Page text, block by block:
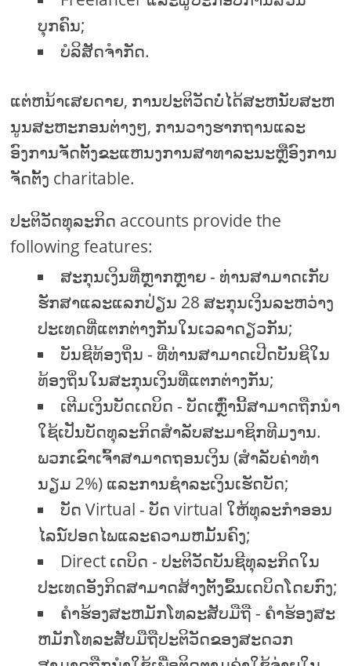
ບຸກຄົນ;
ບໍລິສັດຈໍາກັດ.
ແຕ່ຫນ້າເສຍດາຍ, ການປະຕິວັດບໍ່ໄດ້ສະຫນັບສະຫ
ນູນສະຫະກອນຕ່າງໆ, ການວາງຮາກຖານແລະ
ອົງການຈັດຕັ້ງຂະແຫນງການສາທາລະນະຫຼືອົງການ
ຈັດຕັ້ງ charitable.
ປະຕິວັດທຸລະກິດ accounts provide the
following features:
ສະກຸນເງິນທີ່ຫຼາກຫຼາຍ - ທ່ານສາມາດເກັບ
ຮັກສາແລະແລກປ່ຽນ 28 ສະກຸນເງິນລະຫວ່າງ
ປະເທດທີ່ແຕກຕ່າງກັນໃນເວລາດຽວກັນ;
ບັນຊີທ້ອງຖິ່ນ - ທີ່ທ່ານສາມາດເປີດບັນຊີໃນ
ທ້ອງຖິ່ນໃນສະກຸນເງິນທີ່ແຕກຕ່າງກັນ;
ເຕີມເງິນບັດເດບິດ - ບັດເຫຼົ່ານີ້ສາມາດຖືກນໍາ
ໃຊ້ເປັນບັດທຸລະກິດສໍາລັບສະມາຊິກທີມງານ.
ພວກເຂົາເຈົ້າສາມາດຖອນເງິນ (ສໍາລັບຄ່າທໍາ
ນຽມ 2%) ແລະການຊໍາລະເງິນເຮັດບັດ;
ບັດ Virtual - ບັດ virtual ໃຫ້ທຸລະກໍາອອນ
ໄລນ໌ປອດໄພແລະຄວາມຫມັ້ນຄົງ;
Direct ເດບິດ - ປະຕິວັດບັນຊີທຸລະກິດໃນ
ປະເທດອັງກິດສາມາດສ້າງຕັ້ງຂຶ້ນເດບິດໂດຍກົງ;
ຄໍາຮ້ອງສະຫມັກໂທລະສັບມືຖື - ຄໍາຮ້ອງສະ
ຫມັກໂທລະສັບມືຖືປະຕິວັດຂອງສະດວກ